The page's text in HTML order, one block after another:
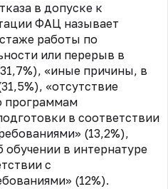
в допуске к
ФАЦ называет
работы по
или перерыв в
«иные причины, в
«отсутствие
программам
в соответствии
(13,2%),
обучении в интернатуре
с
(12%).